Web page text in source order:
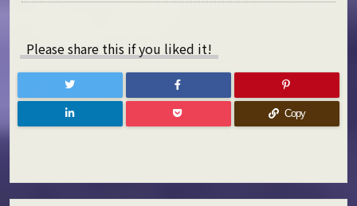
Please share this if you liked it!
Copy